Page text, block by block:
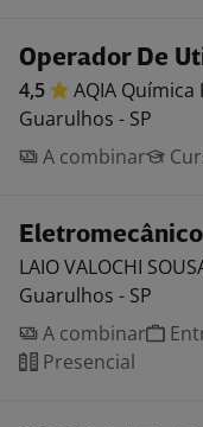
Operador De
4,5 AQIA Química
Guarulhos - SP
A combinar
LAIO VALOCHI
Guarulhos - SP
A combinar
Presencial